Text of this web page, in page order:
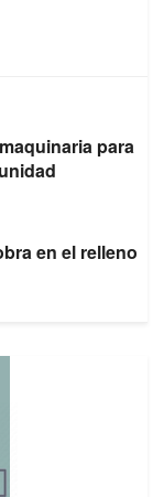
para
en el relleno